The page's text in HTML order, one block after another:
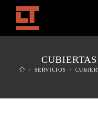
> SERVICIOS >